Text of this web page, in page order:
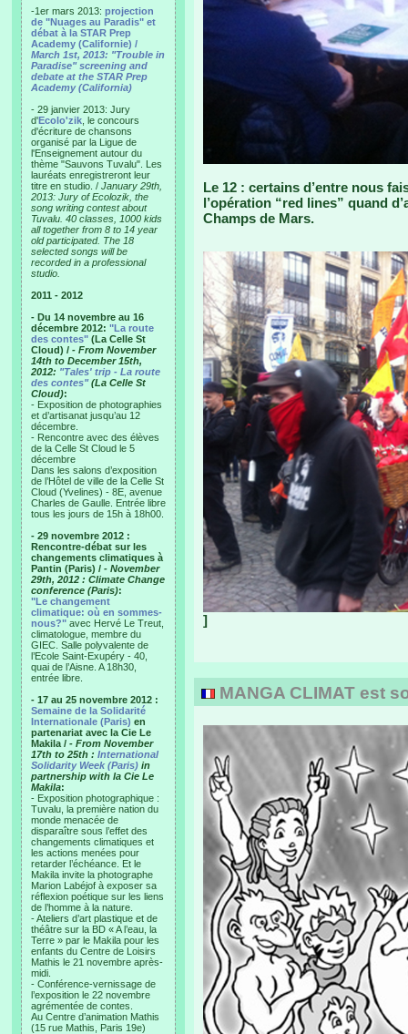
-1er mars 2013: projection
de "Nuages au Paradis" et
débat à la STAR Prep
Academy (Californie) /
March 1st, 2013: "Trouble in
Paradise" screening and
debate at the STAR Prep
Academy (California)
- 29 janvier 2013: Jury
d'Ecolo'zik , le concours
d'écriture de chansons
organisé par la Ligue de
l'Enseignement autour du
thème "Sauvons Tuvalu". Les
lauréats enregistreront leur
titre en studio. / January 29th,
2013: Jury of Ecolozik, the
song writing contest about
Tuvalu. 40 classes, 1000 kids
all together from 8 to 14 year
old participated. The 18
selected songs will be
recorded in a professional
studio.
2011 - 2012
- Du 14 novembre au 16
décembre 2012: "La route
des contes" (La Celle St
Cloud) / - From November
14th to December 15th,
2012: "Tales' trip - La route
des contes"(La Celle St
Cloud):
- Exposition de photographies
et d’artisanat jusqu’au 12
décembre.
- Rencontre avec des élèves
de la Celle St Cloud le 5
décembre
Dans les salons d’exposition
de l’Hôtel de ville de la Celle St
Cloud (Yvelines) - 8E, avenue
Charles de Gaulle. Entrée libre
tous les jours de 15h à 18h00.
- 29 novembre 2012 :
Rencontre-débat sur les
changements climatiques à
Pantin (Paris) / - November
29th, 2012 : Climate Change
conference (Paris):
"Le changement
climatique: où en sommes-
nous?" avec Hervé Le Treut,
climatologue, membre du
GIEC. Salle polyvalente de
l’Ecole Saint-Exupéry - 40,
quai de l’Aisne. A 18h30,
entrée libre.
- 17 au 25 novembre 2012 :
Semaine de la Solidarité
Internationale (Paris) en
partenariat avec la Cie Le
Makila / - From November
17th to 25th : International
Solidarity Week (Paris) in
partnership with la Cie Le
Makila:
- Exposition photographique :
Tuvalu, la première nation du
monde menacée de
disparaître sous l’effet des
changements climatiques et
les actions menées pour
retarder l’échéance. Et le
Makila invite la photographe
Marion Labéjof à exposer sa
réflexion poétique sur les liens
de l’homme à la nature.
- Ateliers d’art plastique et de
théâtre sur la BD « A l’eau, la
Terre » par le Makila pour les
enfants du Centre de Loisirs
Mathis le 21 novembre après-
midi.
- Conférence-vernissage de
l’exposition le 22 novembre
agrémentée de contes.
Au Centre d’animation Mathis
(15 rue Mathis, Paris 19e)
Le 12 : certains d’entre nous
l’opération “red lines” quand
Champs de Mars.
]
MANGA CLIMAT est